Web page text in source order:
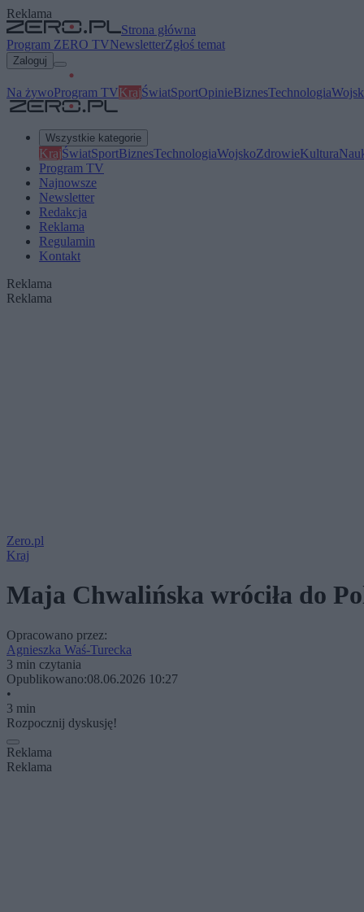
Reklama
Strona główna
Program ZERO TVNewsletterZgłoś temat
Zaloguj
Na żywoProgram TVKrajŚwiatSportOpinieBiznesTechnologia
Wszystkie kategorie
KrajŚwiatSportBiznesTechnologiaWojskoZdrowieKultura
Program TV
Najnowsze
Newsletter
Redakcja
Reklama
Regulamin
Kontakt
Reklama
Reklama
Zero.pl
Kraj
Maja Chwalińska wróciła do
Opracowano przez:
Agnieszka Waś-Turecka
3 min czytania
Opublikowano:08.06.2026 10:27
•
3 min
Rozpocznij dyskusję!
Reklama
Reklama